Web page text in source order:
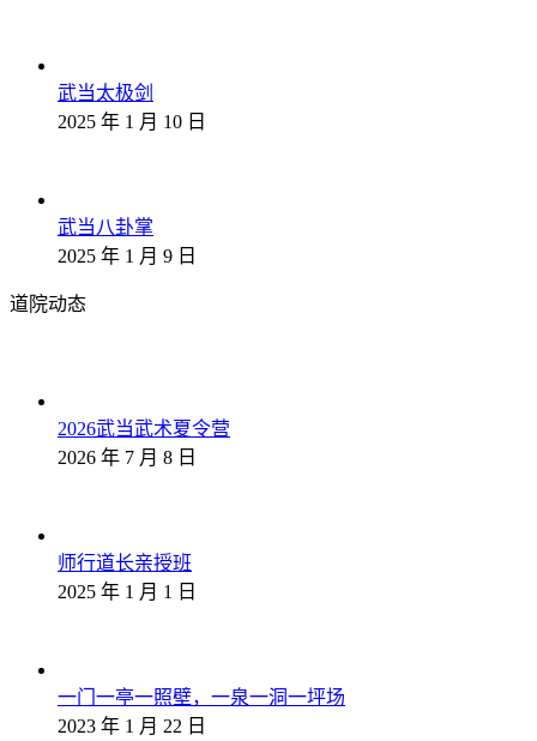
武当太极剑
2025 年 1 月 10 日
武当八卦掌
2025 年 1 月 9 日
道院动态
2026武当武术夏令营
2026 年 7 月 8 日
师行道长亲授班
2025 年 1 月 1 日
一门一亭一照壁，一泉一洞一坪场
2023 年 1 月 22 日